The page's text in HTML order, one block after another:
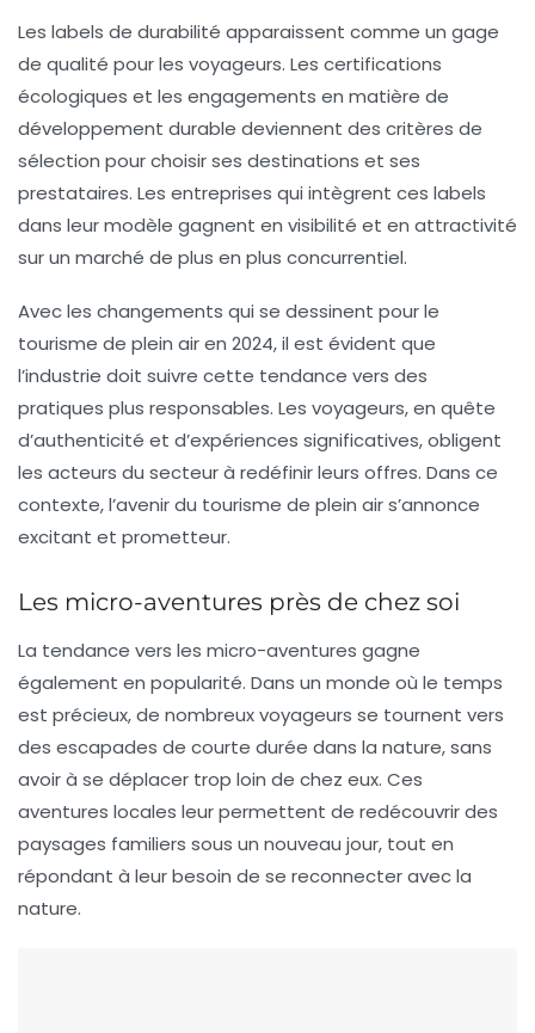
Les labels de durabilité apparaissent comme un gage
de qualité pour les voyageurs. Les certifications
écologiques et les engagements en matière de
développement durable deviennent des critères de
sélection pour choisir ses destinations et ses
prestataires. Les entreprises qui intègrent ces labels
dans leur modèle gagnent en visibilité et en attractivité
sur un marché de plus en plus concurrentiel.
Avec les changements qui se dessinent pour le
tourisme de plein air en 2024, il est évident que
l’industrie doit suivre cette tendance vers des
pratiques plus responsables. Les voyageurs, en quête
d’authenticité et d’expériences significatives, obligent
les acteurs du secteur à redéfinir leurs offres. Dans ce
contexte, l’avenir du tourisme de plein air s’annonce
excitant et prometteur.
Les micro-aventures près de chez soi
La tendance vers les micro-aventures gagne
également en popularité. Dans un monde où le temps
est précieux, de nombreux voyageurs se tournent vers
des escapades de courte durée dans la nature, sans
avoir à se déplacer trop loin de chez eux. Ces
aventures locales leur permettent de redécouvrir des
paysages familiers sous un nouveau jour, tout en
répondant à leur besoin de se reconnecter avec la
nature.